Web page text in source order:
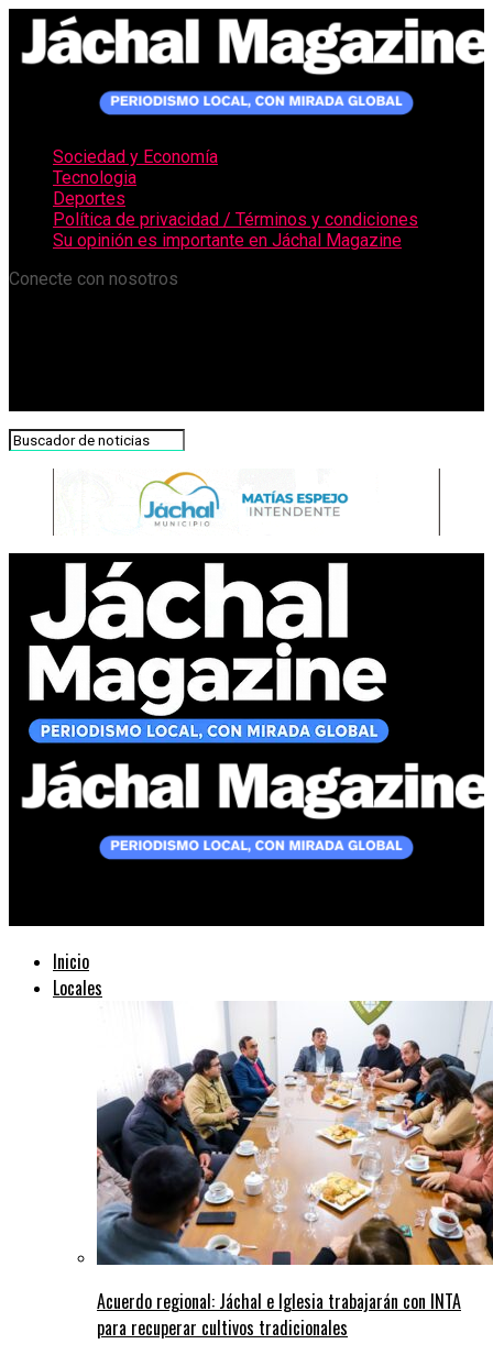
Sociedad y Economía
Tecnologia
Deportes
Política de privacidad / Términos y condiciones
Su opinión es importante en Jáchal Magazine
Conecte con nosotros
Inicio
Locales
Acuerdo regional: Jáchal e Iglesia trabajarán con INTA
para recuperar cultivos tradicionales